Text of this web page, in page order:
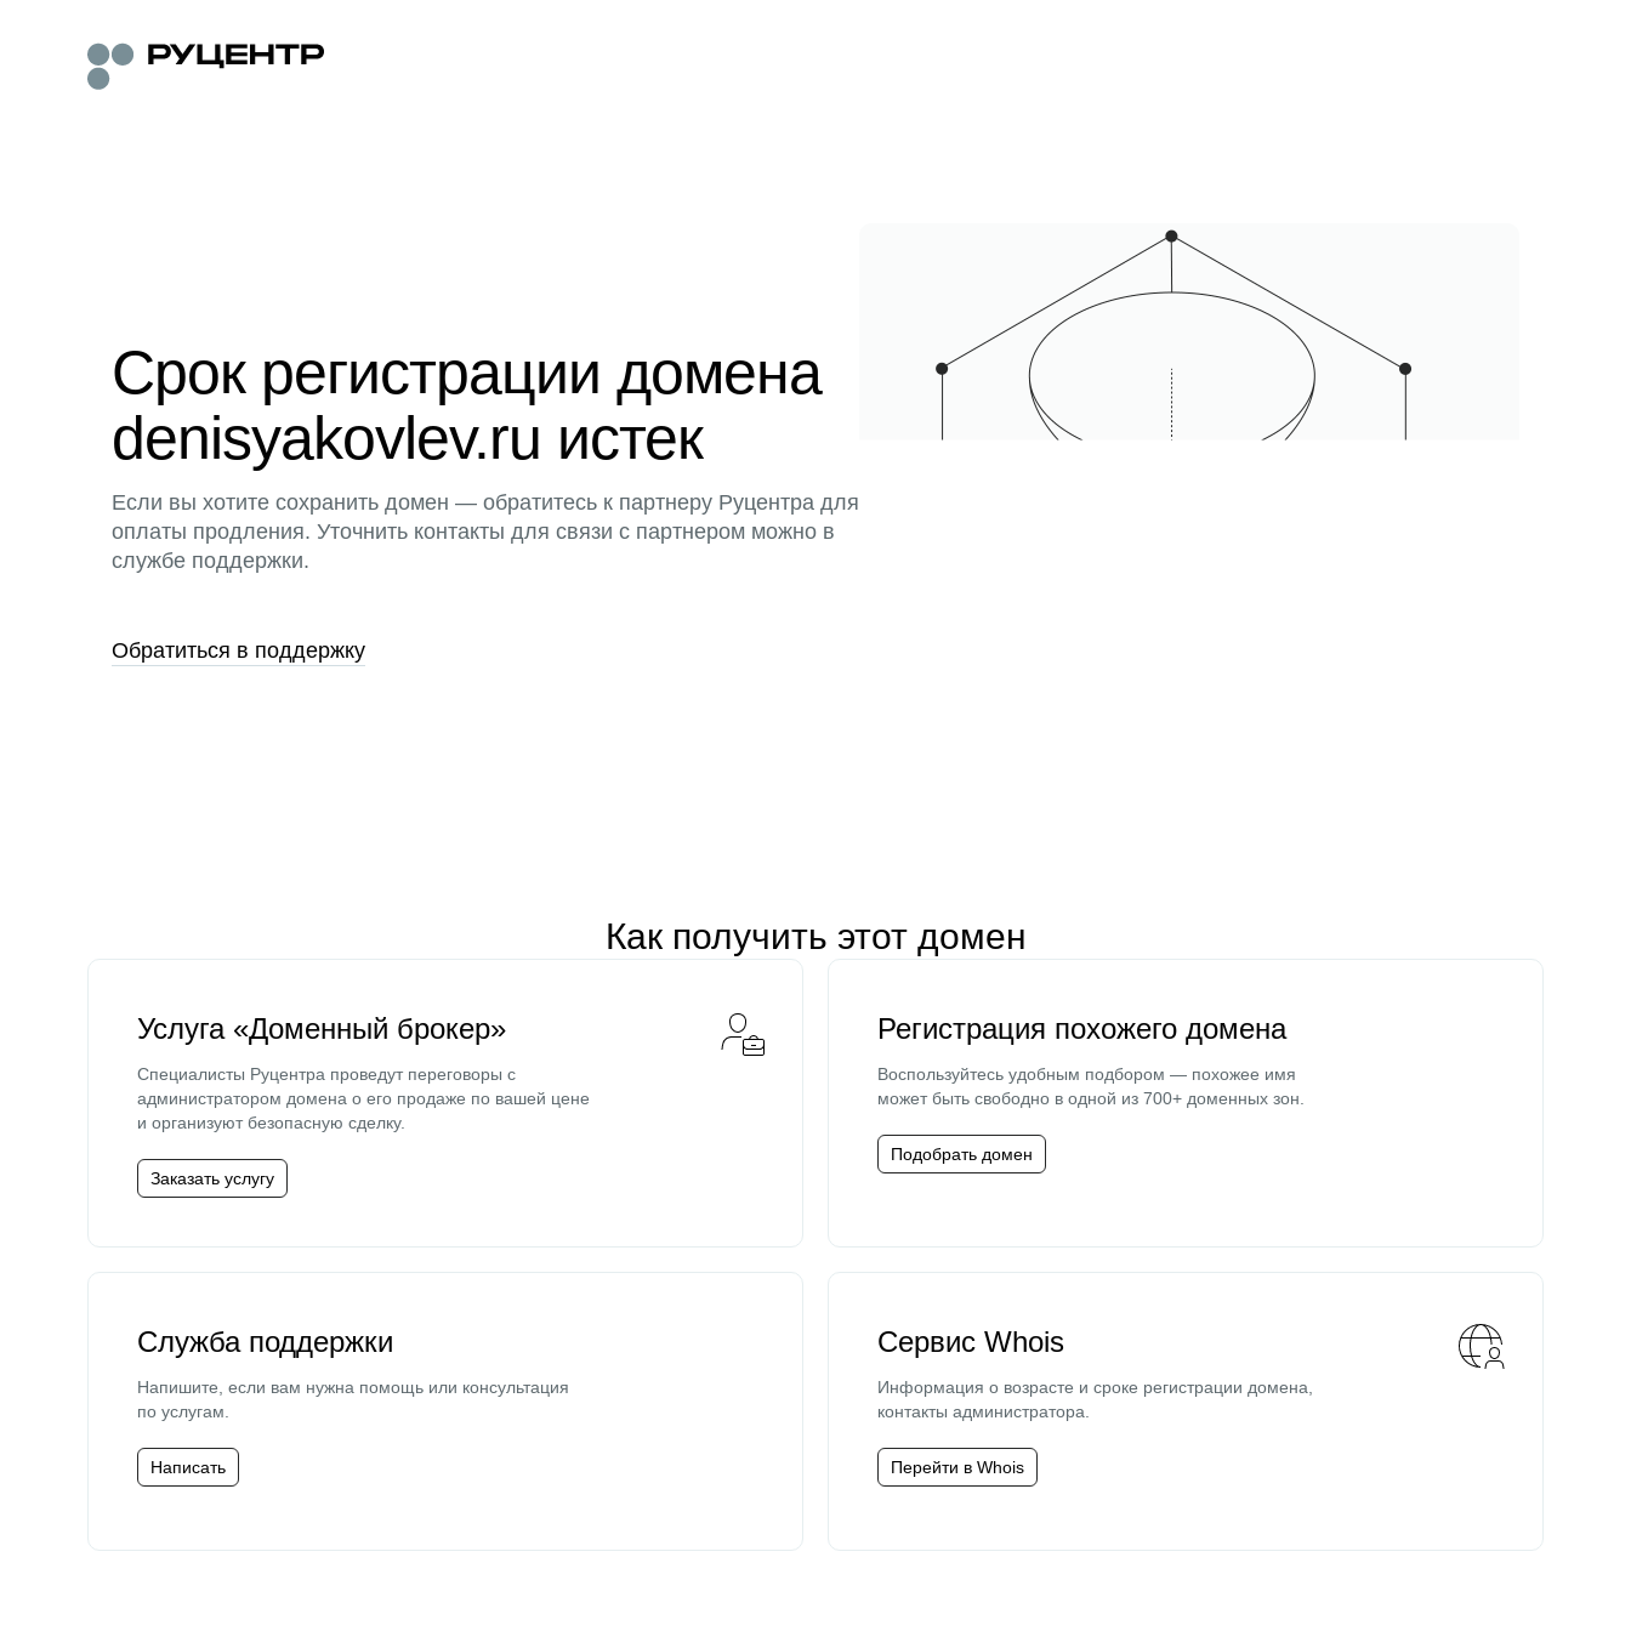
Срок регистрации домена
denisyakovlev.ru истек
Если вы хотите сохранить домен — обратитесь к партнеру Руцентра для
оплаты продления. Уточнить контакты для связи с партнером можно в
службе поддержки.
Обратиться в поддержку
Как получить этот домен
Услуга «Доменный брокер»
Специалисты Руцентра проведут переговоры с
администратором домена о его продаже по вашей цене
и организуют безопасную сделку.
Заказать услугу
Регистрация похожего домена
Воспользуйтесь удобным подбором — похожее имя
может быть свободно в одной из 700+ доменных зон.
Подобрать домен
Служба поддержки
Напишите, если вам нужна помощь или консультация
по услугам.
Написать
Сервис Whois
Информация о возрасте и сроке регистрации домена,
контакты администратора.
Перейти в Whois